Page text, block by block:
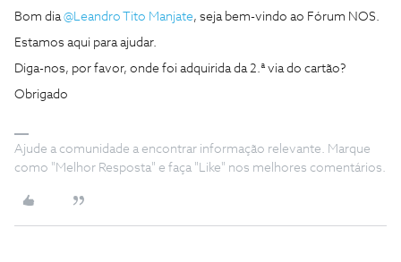
Bom dia@Leandro Tito Manjate, seja bem-vindo ao Fórum NOS.
Estamos aqui para ajudar.
Diga-nos, por favor, onde foi adquirida da 2.ª via do cartão?
Obrigado
Ajude a comunidade a encontrar informação relevante. Marque
como "Melhor Resposta" e faça "Like" nos melhores comentários.